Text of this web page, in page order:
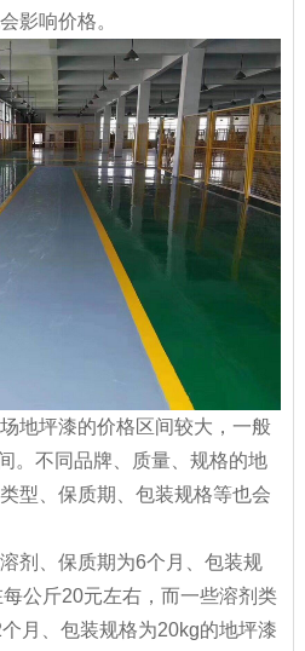
影响价格。
地坪漆的价格区间较大，一般
。不同品牌、质量、规格的地
型、保质期、包装规格等也会
剂、保质期为6个月、包装规
公斤20元左右，而一些溶剂类
月、包装规格为20kg的地坪漆